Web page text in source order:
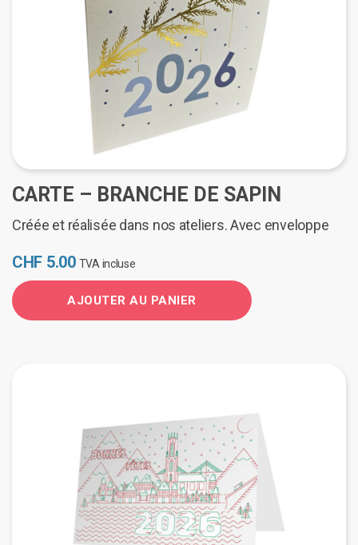
CARTE – BRANCHE DE SAPIN
Créée et réalisée dans nos ateliers. Avec enveloppe
CHF 5.00 TVA incluse
AJOUTER AU PANIER